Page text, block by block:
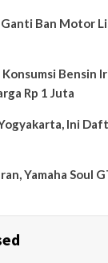
Ganti Ban Motor
Bensin
Rp 1 Juta
Ini
Yamaha Soul